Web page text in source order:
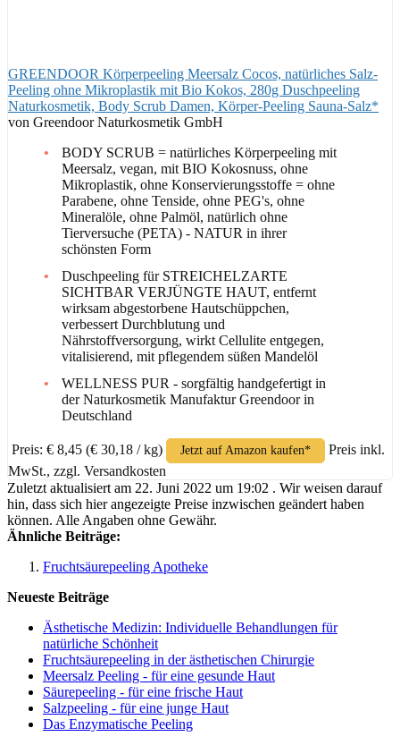
GREENDOOR Körperpeeling Meersalz Cocos, natürliches Salz-
Peeling ohne Mikroplastik mit Bio Kokos, 280g Duschpeeling
Naturkosmetik, Body Scrub Damen, Körper-Peeling Sauna-Salz*
von Greendoor Naturkosmetik GmbH
BODY SCRUB = natürliches Körperpeeling mit
Meersalz, vegan, mit BIO Kokosnuss, ohne
Mikroplastik, ohne Konservierungsstoffe = ohne
Parabene, ohne Tenside, ohne PEG's, ohne
Mineralöle, ohne Palmöl, natürlich ohne
Tierversuche (PETA) - NATUR in ihrer
schönsten Form
Duschpeeling für STREICHELZARTE
SICHTBAR VERJÜNGTE HAUT, entfernt
wirksam abgestorbene Hautschüppchen,
verbessert Durchblutung und
Nährstoffversorgung, wirkt Cellulite entgegen,
vitalisierend, mit pflegendem süßen Mandelöl
WELLNESS PUR - sorgfältig handgefertigt in
der Naturkosmetik Manufaktur Greendoor in
Deutschland
Preis: € 8,45 (€ 30,18 / kg) Jetzt auf Amazon kaufen*
Preis inkl.
MwSt., zzgl. Versandkosten
Zuletzt aktualisiert am 22. Juni 2022 um 19:02 . Wir weisen darauf
hin, dass sich hier angezeigte Preise inzwischen geändert haben
können. Alle Angaben ohne Gewähr.
Ähnliche Beiträge:
Fruchtsäurepeeling Apotheke
Neueste Beiträge
Ästhetische Medizin: Individuelle Behandlungen für
natürliche Schönheit
Fruchtsäurepeeling in der ästhetischen Chirurgie
Meersalz Peeling - für eine gesunde Haut
Säurepeeling - für eine frische Haut
Salzpeeling - für eine junge Haut
Das Enzymatische Peeling